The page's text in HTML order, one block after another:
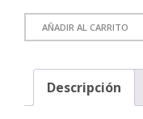
AÑADIR AL CARRITO
Descripción